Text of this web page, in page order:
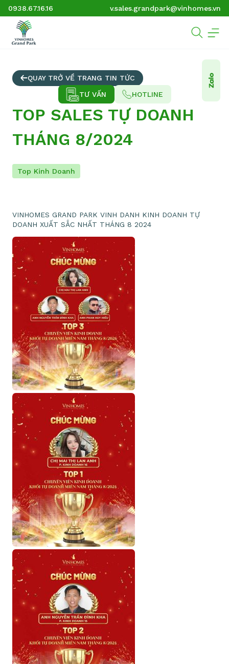
0938.67.16.16 v.sales.grandpark@vinhomes.vn
QUAY TRỞ VỀ TRANG TIN TỨC
TOP SALES TỰ DOANH
THÁNG 8/2024
Top Kinh Doanh
VINHOMES GRAND PARK VINH DANH KINH DOANH TỰ
DOANH XUẤT SẮC NHẤT THÁNG 8 2024
TƯ VẤN HOTLINE